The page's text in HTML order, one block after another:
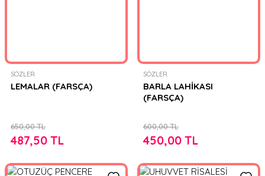
SÖZLER
LEMALAR (FARSÇA)
487,50 TL
650,00 TL
SÖZLER
BARLA LAHİKASI
(FARSÇA)
450,00 TL
600,00 TL